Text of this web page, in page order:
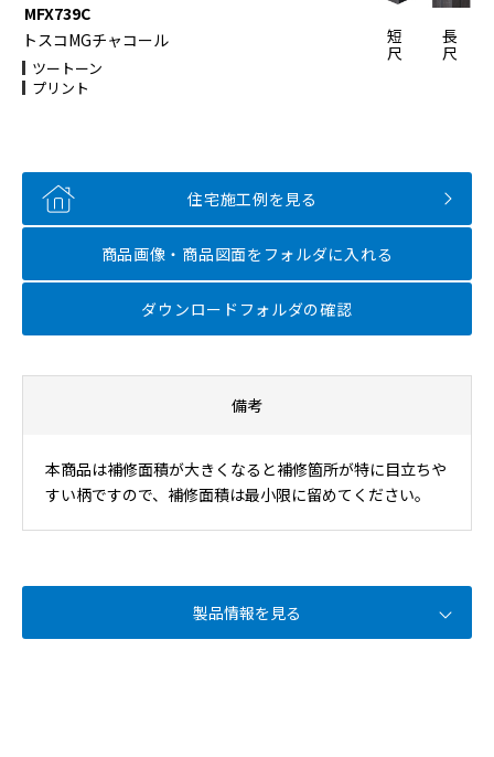
短
尺
長
尺
MFX739C
トスコMGチャコール
ツートーン
プリント
住宅施工例を見る
商品画像・商品図面を フォルダに入れる
ダウンロードフォルダの確認
備考
本商品は補修面積が大きくなると補修箇所が特に目立ちや
すい柄ですので、補修面積は最小限に留めてください。
製品情報を見る